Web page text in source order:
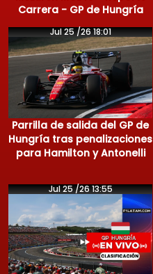
Carrera - GP de Hungría
Jul 25 /26 18:01
Parrilla de salida del GP de
Hungría tras penalizaciones
para Hamilton y Antonelli
Jul 25 /26 13:55